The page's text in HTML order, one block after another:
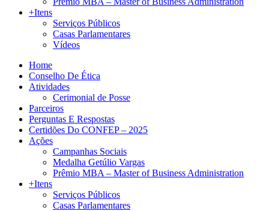
+Itens
Serviços Públicos
Casas Parlamentares
Vídeos
Home
Conselho De Ética
Atividades
Cerimonial de Posse
Parceiros
Perguntas E Respostas
Certidões Do CONFEP – 2025
Ações
Campanhas Sociais
Medalha Getúlio Vargas
Prêmio MBA – Master of Business Administration
+Itens
Serviços Públicos
Casas Parlamentares